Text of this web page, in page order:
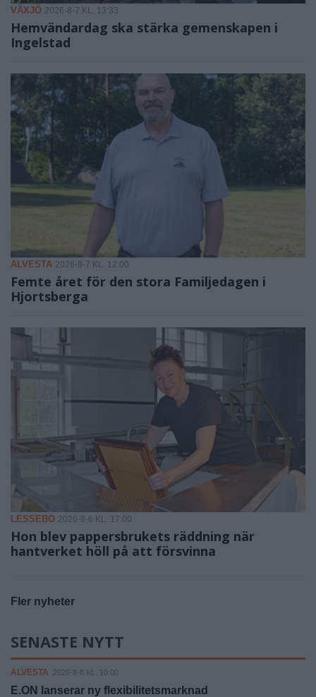
VÄXJÖ 2026-8-7 KL. 13:33
Hemvändardag ska stärka gemenskapen i
Ingelstad
ALVESTA 2026-8-7 KL. 12:00
Femte året för den stora Familjedagen i
Hjortsberga
LESSEBO 2026-8-6 KL. 17:00
Hon blev pappersbrukets räddning när
hantverket höll på att försvinna
Fler nyheter
SENASTE NYTT
ALVESTA 2026-8-8 KL. 10:00
E.ON lanserar ny flexibilitetsmarknad